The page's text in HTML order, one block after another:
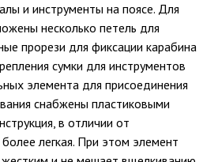
и инструменты на поясе. Для
несколько петель для
прорези для фиксации карабина
сумки для инструментов
элемента для присоединения
снабжены пластиковыми
в отличии от
легкая. При этом элемент